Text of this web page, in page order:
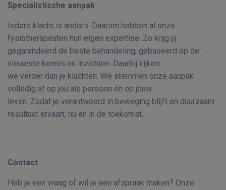
Specialistische aanpak
Iedere klacht is anders. Daarom hebben al onze
fysiotherapeuten hun eigen expertise. Zo krijg jij
gegarandeerd de beste behandeling, gebaseerd op de
nieuwste kennis en inzichten. Daarbij kijken
we verder dan je klachten. We stemmen onze aanpak
volledig af op jou als persoon én op jouw
leven. Zodat je verantwoord in beweging blijft en duurzaam
resultaat ervaart, nu en in de toekomst.
Contact
Heb je een vraag of wil je een afspraak maken? Onze